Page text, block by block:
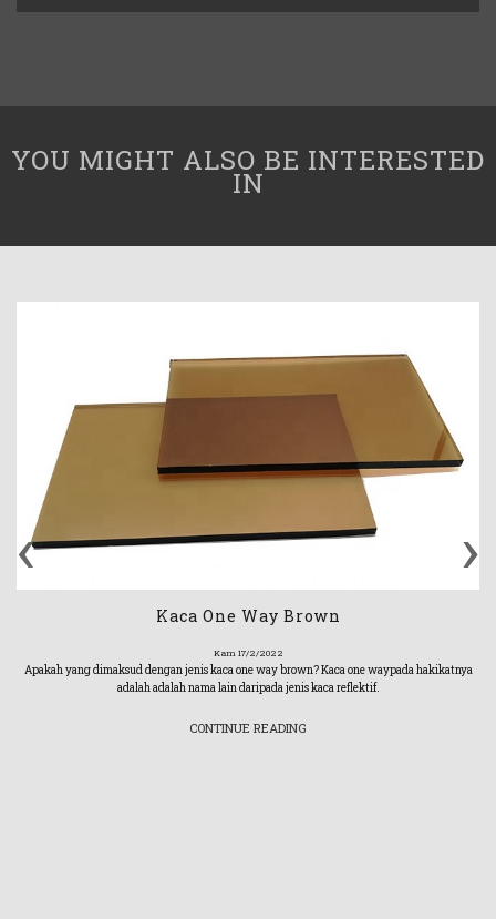
YOU MIGHT ALSO BE INTERESTED
IN
Kaca One Way Brown
Kam 17/2/2022
Apakah yang dimaksud dengan jenis kaca one way brown? Kaca one waypada hakikatnya
adalah adalah nama lain daripada jenis kaca reflektif.
CONTINUE READING
‹ ›